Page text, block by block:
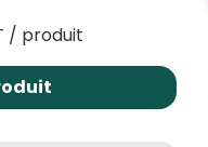
/ produit